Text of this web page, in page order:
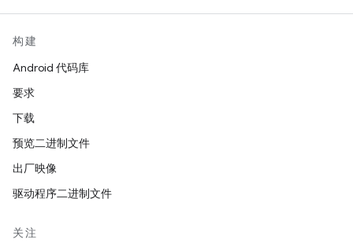
构建
Android 代码库
要求
下载
预览二进制文件
出厂映像
驱动程序二进制文件
关注